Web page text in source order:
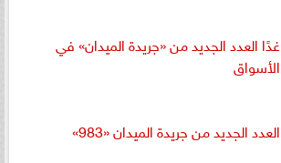
غدًا العدد الجديد من «جريدة الميدان» في
الأسواق
العدد الجديد من جريدة الميدان «983»